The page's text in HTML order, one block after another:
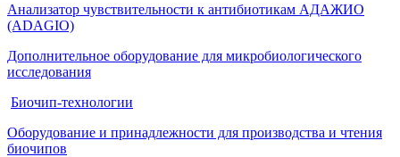
Анализатор чувствительности к антибиотикам АДАЖИО
(ADAGIO)
Дополнительное оборудование для микробиологического
исследования
Биочип-технологии
Оборудование и принадлежности для производства и чтения
биочипов